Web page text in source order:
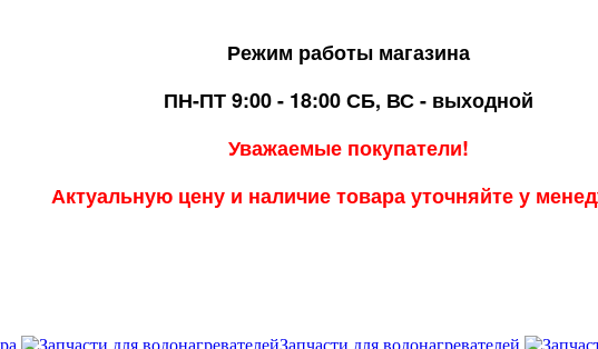
Режим работы магазина
ПН-ПТ 9:00 - 18:00СБ, ВС - выходной
Уважаемые покупатели!
Актуальную цену и наличие товара уточняйте у